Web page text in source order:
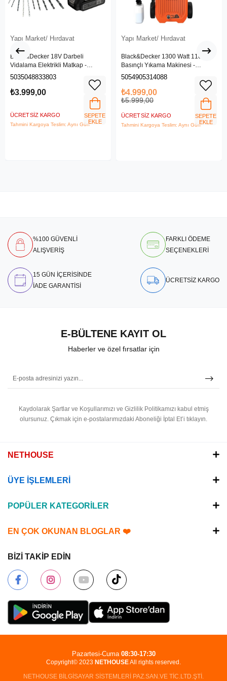
Yapı Market/ Hırdavat
Black&Decker 18V Darbeli
Vidalama Elektrikli Matkap -
BDCHD18SC1K-QW
5035048833803
₺3.999,00
ÜCRETSIZ KARGO
Tahmini Kargoya Teslim: Aynı Gün
SEPETE
EKLE
Yapı Market/ Hırdavat
Black&Decker 1300 Watt 110 Bar
Basınçlı Yıkama Makinesi -
(BEPW1300L-QS)
5054905314088
₺4.999,00
₺5.999,00
ÜCRETSIZ KARGO
Tahmini Kargoya Teslim: Aynı Gün
SEPETE
EKLE
%100 GÜVENLİ
ALIŞVERİŞ
FARKLI ÖDEME
SEÇENEKLERİ
15 GÜN İÇERİSİNDE
İADE GARANTİSİ
ÜCRETSİZ KARGO
E-BÜLTENE KAYIT OL
Haberler ve özel fırsatlar için
Kaydolarak Şartlar ve Koşullarımızı ve Gizlilik Politikamızı kabul etmiş
olursunuz. Çıkmak için e-postalarımızdaki Aboneliği İptal Et’i tıklayın.
NETHOUSE
ÜYE İŞLEMLERİ
POPÜLER KATEGORİLER
EN ÇOK OKUNAN BLOGLAR ❤️
BİZİ TAKİP EDİN
Copyright© 2023 NETHOUSEAll rights reserved.
NETHOUSE BİLGİSAYAR SİSTEMLERİ PAZ.SAN.VE TİC.LTD.ŞTİ.
Pazartesi-Cuma 08:30-17:30